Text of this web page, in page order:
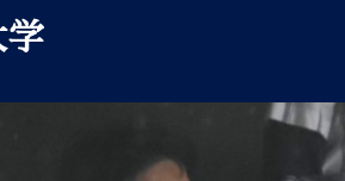
学